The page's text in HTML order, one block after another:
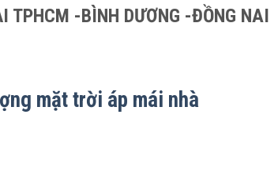
TPHCM -BÌNH DƯƠNG -ĐỒNG NAI
mặt trời áp mái nhà